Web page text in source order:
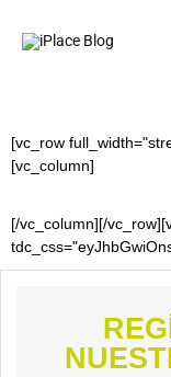
[vc_row
[vc_column]
[/vc_column][/